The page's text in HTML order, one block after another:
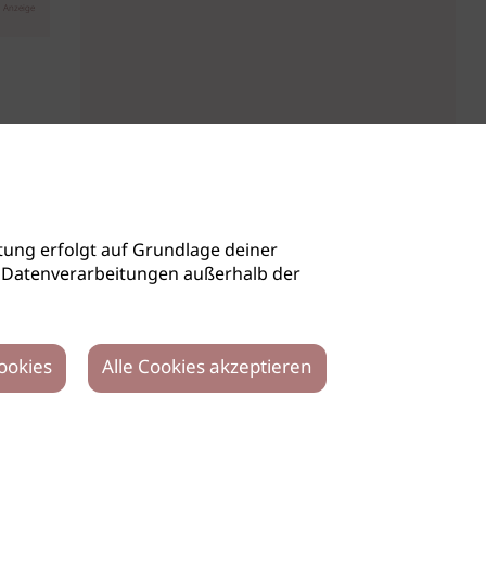
Anzeige
erfolgt auf Grundlage deiner
Datenverarbeitungen außerhalb der
Alle Cookies akzeptieren